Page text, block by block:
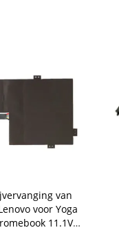
van
voor Yoga
11.1V